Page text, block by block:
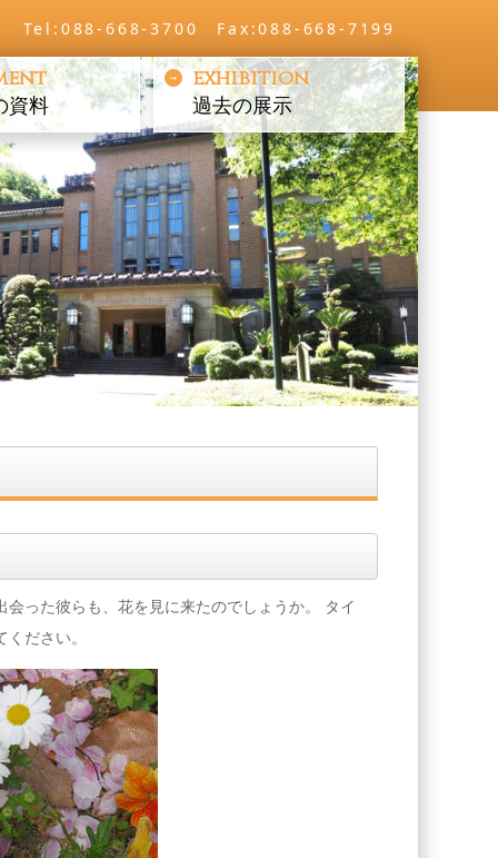
Tel:088-668-3700 Fax:088-668-7199
資料
exhibition
過去の展示
った彼らも、花を見に来たのでしょうか。 タイ
ださい。